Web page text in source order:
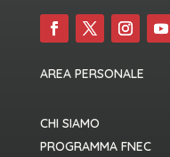
AREA PERSONALE
CHI SIAMO
PROGRAMMA FNEC